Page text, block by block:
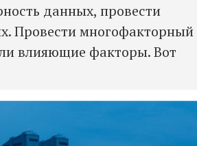
данных, провести
Провести многофакторный
влияющие факторы. Вот